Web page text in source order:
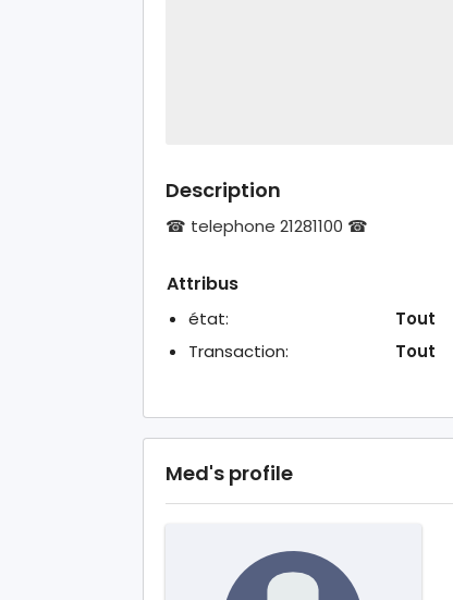
Description
☎ telephone 21281100 ☎
Attribus
état:
Tout
Transaction:
Tout
Med's profile